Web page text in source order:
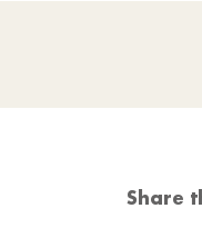
Share